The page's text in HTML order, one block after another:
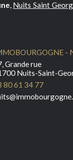
, Nuits Saint
-
Grande rue
Nuits-Saint-
80 61 34 77